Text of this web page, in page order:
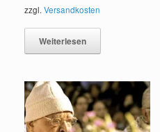
zzgl.Versandkosten
Weiterlesen